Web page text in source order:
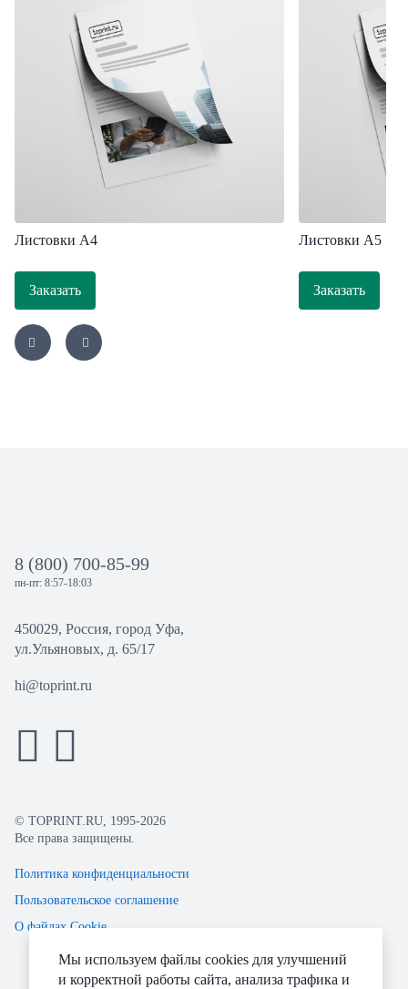
Листовки A4
Заказать
Листовки А5
Заказать
8 (800) 700-85-99
пн-пт: 8:57-18:03
450029, Россия, город Уфа,
ул.Ульяновых, д. 65/17
hi@toprint.ru
© TOPRINT.RU, 1995-2026
Все права защищены.
Политика конфиденциальности
Пользовательское соглашение
О файлах Cookie
Мы используем файлы cookies для улучшений
и корректной работы сайта, анализа трафика и